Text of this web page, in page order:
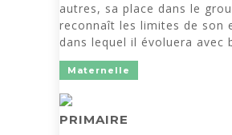
autres, sa place dans le
reconnaît les limites de son
dans lequel il évoluera avec
Maternelle
PRIMAIRE